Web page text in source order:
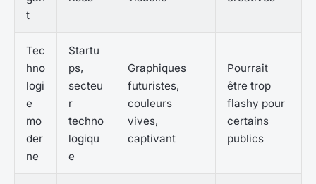
t
Tec
hno
logi
e
mo
der
ne
Startu
ps,
secteu
r
techno
logiqu
e
Graphiques
futuristes,
couleurs
vives,
captivant
Pourrait
être trop
flashy pour
certains
publics